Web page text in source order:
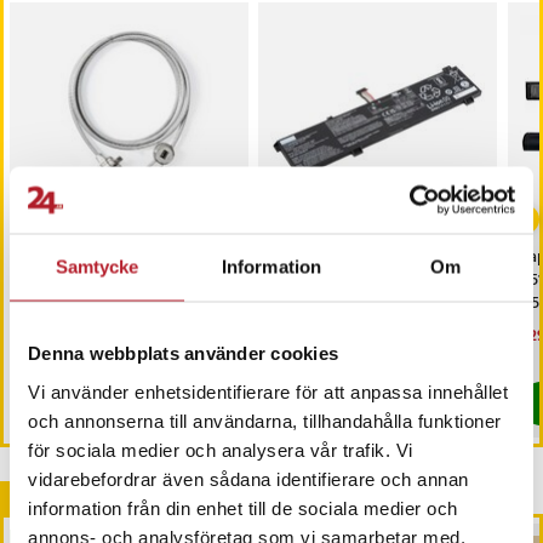
Samtycke Information Om
Denna webbplats använder cookies
Vi använder enhetsidentifierare för att anpassa innehållet
och annonserna till användarna, tillhandahålla funktioner
för sociala medier och analysera vår trafik. Vi
vidarebefordrar även sådana identifierare och annan
information från din enhet till de sociala medier och
annons- och analysföretag som vi samarbetar med.
Nedis Laptoplås med
sifferkombination
I lager, levereras inom 1-2 vardagar
Köp
-38%
Lenovo laptopbatteri
5100 mAh / batteri /
Y9000P 2021
309 krTidigare pris
I lager, levereras inom 1-2 vardagar
Köp
Andra köpte också